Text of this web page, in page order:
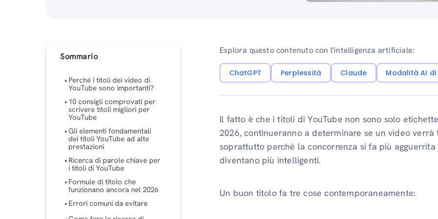
Sommario
Perché i titoli dei video di
YouTube sono importanti?
10 consigli comprovati per
scrivere titoli migliori per
YouTube
Gli elementi fondamentali
dei titoli YouTube ad alte
prestazioni
Ricerca di parole chiave per
i titoli di YouTube
Formule di titolo che
funzionano ancora nel 2026
Errori comuni da evitare
Esplora questo contenuto con l'intelligenza artificiale:
ChatGPT Perplessità Claude Modalità AI
Il fatto è che i titoli di YouTube non sono solo
2026, continueranno a determinare se un video
soprattutto perché la concorrenza si fa più
diventano più intelligenti.
Un buon titolo fa tre cose contemporaneamente: